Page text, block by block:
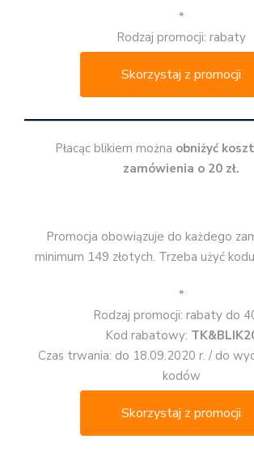
*
Rodzaj promocji: rabaty
Skorzystaj z promocji
Płacąc blikiem można obniżyć
zamówienia o 20 zł.
Promocja obowiązuje do każdego
minimum 149 złotych. Trzeba użyć kodu
*
Rodzaj promocji: rabaty do
Kod rabatowy:
Czas trwania: do 18.09.2020 r. / do
kodów
Skorzystaj z promocji